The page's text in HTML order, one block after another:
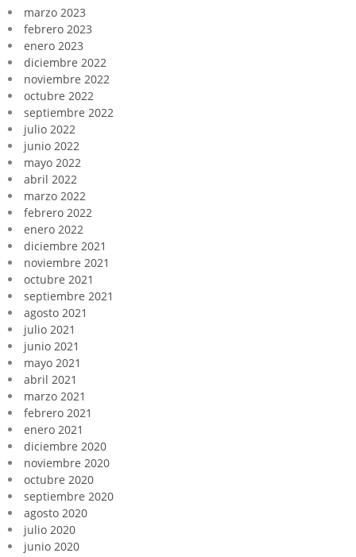
marzo 2023
febrero 2023
enero 2023
diciembre 2022
noviembre 2022
octubre 2022
septiembre 2022
julio 2022
junio 2022
mayo 2022
abril 2022
marzo 2022
febrero 2022
enero 2022
diciembre 2021
noviembre 2021
octubre 2021
septiembre 2021
agosto 2021
julio 2021
junio 2021
mayo 2021
abril 2021
marzo 2021
febrero 2021
enero 2021
diciembre 2020
noviembre 2020
octubre 2020
septiembre 2020
agosto 2020
julio 2020
junio 2020